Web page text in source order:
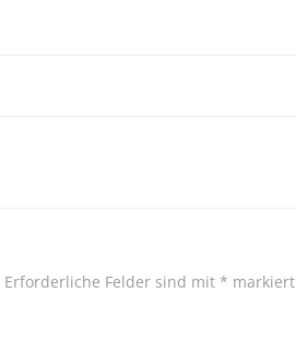
Erforderliche Felder sind mit * markiert